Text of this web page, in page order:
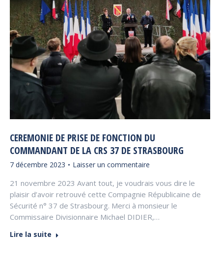
CEREMONIE DE PRISE DE FONCTION DU
COMMANDANT DE LA CRS 37 DE STRASBOURG
7 décembre 2023 Laisser un commentaire
21 novembre 2023 Avant tout, je voudrais vous dire le
plaisir d’avoir retrouvé cette Compagnie Républicaine de
Sécurité n° 37 de Strasbourg. Merci à monsieur le
Commissaire Divisionnaire Michael DIDIER,…
Lire la suite